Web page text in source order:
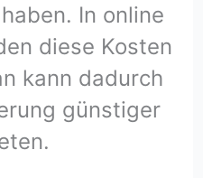
In online
diese Kosten
kann dadurch
günstiger